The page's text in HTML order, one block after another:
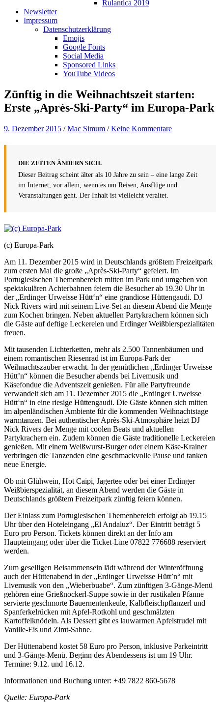
Rulantica 2019
Newsletter
Impressum
Datenschutzerklärung
Emojis
Google Fonts
Social Media
Sponsored Links
YouTube Videos
Zünftig in die Weihnachtszeit starten:
Erste „Après-Ski-Party“ im Europa-Park
9. Dezember 2015 /Mac Simum /Keine Kommentare
DIE ZEITEN ÄNDERN SICH.
Dieser Beitrag scheint älter als 10 Jahre zu sein – eine lange Zeit
im Internet, vor allem, wenn es um Reisen, Ausflüge und
Veranstaltungen geht. Der Inhalt ist vielleicht veraltet.
(c) Europa-Park
Am 11. Dezember 2015 wird in Deutschlands größtem Freizeitpark
zum ersten Mal die große „Après-Ski-Party“ gefeiert. Im
Portugiesischen Themenbereich mitten im Park und umgeben von
spektakulären Achterbahnen feiern die Besucher ab 19.30 Uhr in
der „Erdinger Urweisse Hütt‘n“ eine grandiose Hüttengaudi. DJ
Nick Rivers wird mit seinem Live-Set an diesem Abend die Menge
zum Kochen bringen. Neben aktuellen Partykrachern können sich
die Gäste auf deftige Leckereien und Erdinger Weißbierspezialitäten
freuen.
Mit tausenden Lichterketten, mehr als 2.500 Tannenbäumen und
einem romantischen Riesenrad ist im Europa-Park der
Weihnachtszauber erwacht. In der gemütlichen „Erdinger Urweisse
Hütt’n“ können die Besucher abends bei Livemusik und
Käsefondue die Adventszeit genießen. Für alle Partyfreunde
verwandelt sich am 11. Dezember 2015 die „Erdinger Urweisse
Hütt‘n“ in eine riesige Hüttengaudi. Die Gäste können sich mitten
im alpenländischen Ambiente für die kommenden Weihnachtstage
warmtanzen. Bei authentischer Après-Ski-Atmosphäre heizt DJ
Nick Rivers der Menge mit coolen Beats und aktuellen
Partykrachern ein. Zudem können die Gäste traditionelle Leckereien
genießen. Mit einem Weißwurst-Burger oder einem Käse-Krainer
verbringen die Tanzenden eine geschmackvolle Pause und tanken
neue Energie.
Ob mit Glühwein, Hot Caipi, Jagertee oder bei einer Erdinger
Weißbierspezialität, an diesem Abend werden die Gäste in
Deutschlands größtem Freizeitpark zünftig feiern können.
Der Einlass zum Portugiesischen Themenbereich erfolgt ab 19.15
Uhr über den Hoteleingang „El Andaluz“. Der Eintritt beträgt 5
Euro pro Person. Tickets können direkt an der Info am
Haupteingang oder über die Ticket-Line 07822 776688 reserviert
werden.
Zum geselligen Beisammensein lädt während der Winteröffnung
auch der Hüttenabend in der „Erdinger Urweisse Hütt’n“ mit
Livemusik von den „Wieberbuabe“. Zum zünftigen 3-Gänge-Menü
gehören eine Grießnockerl-Suppe sowie in der rustikalen Pfanne
servierte geschmorte Bauernentenkeule, Kalbfleischpflanzerl und
Spanferkelrücken mit Apfel-Rotkohl und geschmälzten
Kartoffelknödeln. Als Dessert gibt es lauwarmen Apfelstrudel mit
Vanille-Eis und Zimt-Sahne.
Der Hüttenabend kostet 58 Euro pro Person, inklusive Parkeintritt
und 3-Gänge-Menü. Beginn des Abendessens ist um 19 Uhr.
Termine: 9.12. und 16.12.
Informationen und Buchung unter: +49 7822 860-5678
Quelle: Europa-Park